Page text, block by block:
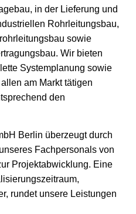
in der Lieferung und
Rohrleitungsbau,
sowie
Wir bieten
Systemplanung sowie
am Markt tätigen
den
Berlin überzeugt durch
Fachpersonals von
Projektabwicklung. Eine
rundet unsere Leistungen